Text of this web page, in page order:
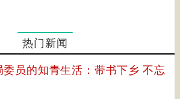
热门新闻
委员的知青生活：带书下乡 不忘